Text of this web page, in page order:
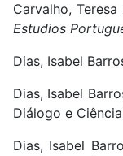
Carvalho,
Estudios
Dias, Isabel
Dias, Isabel
Diálogo e
Dias, Isabel